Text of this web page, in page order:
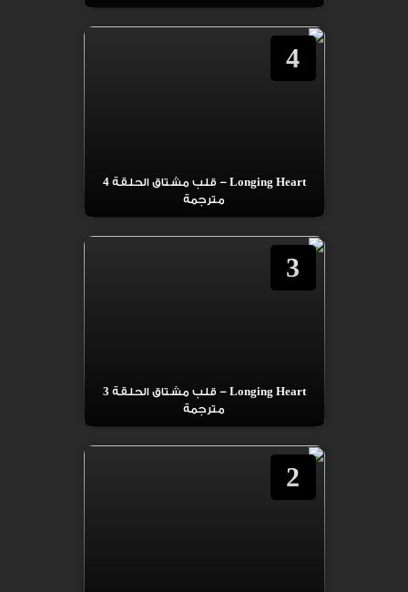
4
Longing Heart – قلب مشتاق الحلقة 4
مترجمة
3
Longing Heart – قلب مشتاق الحلقة 3
مترجمة
2